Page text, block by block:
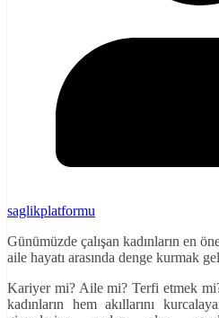
saglikplatformu
Günümüzde çalışan kadınların en
aile hayatı arasında denge kurmak
Kariyer mi? Aile mi? Terfi etmek
kadınların hem akıllarını